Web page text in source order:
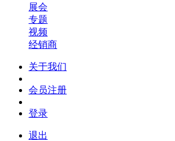
展会
专题
视频
经销商
关于我们
会员注册
登录
退出